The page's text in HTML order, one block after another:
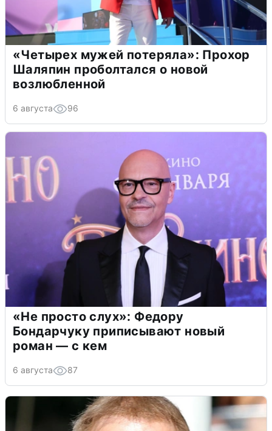
«Четырех мужей потеряла»: Прохор
Шаляпин проболтался о новой
возлюбленной
6 августа 96
«Не просто слух»: Федору
Бондарчуку приписывают новый
роман — с кем
6 августа 87